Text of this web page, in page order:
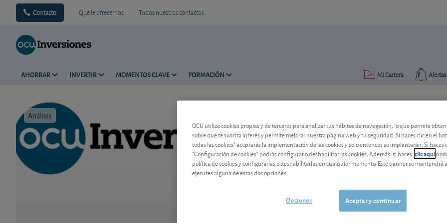
Contacto Qué le ofrecemos Todos nuestros contactos
AHORRAR INVERTIR MOMENTOS CLAVE FORMACIÓN Alertas
Mi Cartera
Análisis
Las ventas de Tesla siguen
2021
Tesla vuelve a publicar una cifra de
Tesla 328,58 USD
OCU utiliza cookies propias y de terceros para analizar tus hábitos de navegación, lo que permite
sobre qué te suscita interés y permite mejorar nuestra página web y tu seguridad. Si haces clic en el
todas las cookies" aceptarás la implementación de las cookies y solo entonces se implantarán. Si haces
"Configuración de cookies" podrás configurar o deshabilitar las cookies. Además, si haces clic aquí
política de cookies y configurarlas o deshabilitarlas en cualquier momento. Este banner se mantendrá
ejecutes alguna de estas dos opciones.
Aceptar y continuar
Opciones